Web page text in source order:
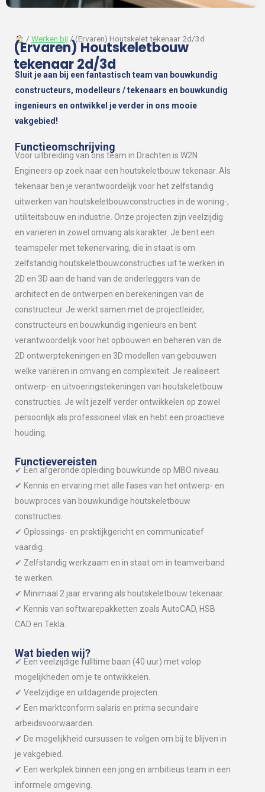
/ Werken bij / (Ervaren) Houtskelet tekenaar 2d/3d
(Ervaren) Houtskeletbouw
tekenaar 2d/3d
Sluit je aan bij een fantastisch team van bouwkundig
constructeurs, modelleurs / tekenaars en bouwkundig
ingenieurs en ontwikkel je verder in ons mooie
vakgebied!
Functieomschrijving
Voor uitbreiding van ons team in Drachten is W2N
Engineers op zoek naar een houtskeletbouw tekenaar. Als
tekenaar ben je verantwoordelijk voor het zelfstandig
uitwerken van houtskeletbouwconstructies in de woning-,
utiliteitsbouw en industrie. Onze projecten zijn veelzijdig
en variëren in zowel omvang als karakter. Je bent een
teamspeler met tekenervaring, die in staat is om
zelfstandig houtskeletbouwconstructies uit te werken in
2D en 3D aan de hand van de onderleggers van de
architect en de ontwerpen en berekeningen van de
constructeur. Je werkt samen met de projectleider,
constructeurs en bouwkundig ingenieurs en bent
verantwoordelijk voor het opbouwen en beheren van de
2D ontwerptekeningen en 3D modellen van gebouwen
welke variëren in omvang en complexiteit. Je realiseert
ontwerp- en uitvoeringstekeningen van houtskeletbouw
constructies. Je wilt jezelf verder ontwikkelen op zowel
persoonlijk als professioneel vlak en hebt een proactieve
houding.
Functievereisten
✔ Een afgeronde opleiding bouwkunde op MBO niveau.
✔ Kennis en ervaring met alle fases van het ontwerp- en
bouwproces van bouwkundige houtskeletbouw
constructies.
✔ Oplossings- en praktijkgericht en communicatief
vaardig.
✔ Zelfstandig werkzaam en in staat om in teamverband
te werken.
✔ Minimaal 2 jaar ervaring als houtskeletbouw tekenaar.
✔ Kennis van softwarepakketten zoals AutoCAD, HSB
CAD en Tekla.
Wat bieden wij?
✔ Een veelzijdige fulltime baan (40 uur) met volop
mogelijkheden om je te ontwikkelen.
✔ Veelzijdige en uitdagende projecten.
✔ Een marktconform salaris en prima secundaire
arbeidsvoorwaarden.
✔ De mogelijkheid cursussen te volgen om bij te blijven in
je vakgebied.
✔ Een werkplek binnen een jong en ambitieus team in een
informele omgeving.